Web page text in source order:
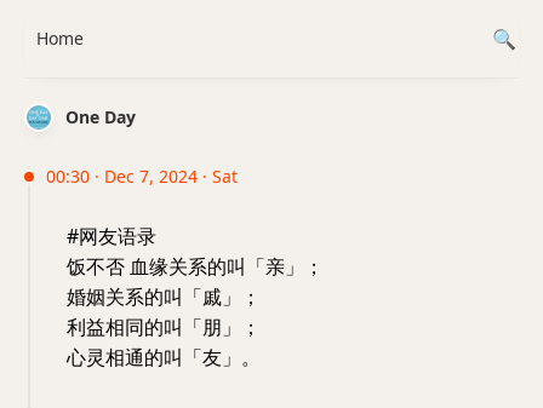
One Day
00:30 · Dec 7, 2024 · Sat
#网友语录
饭不否 血缘关系的叫「亲」；
婚姻关系的叫「戚」；
利益相同的叫「朋」；
心灵相通的叫「友」。
Home